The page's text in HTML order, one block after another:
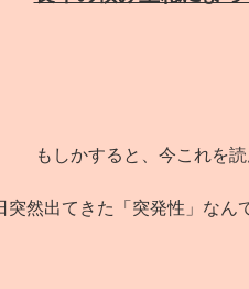
もしかすると、今これを
突然出てきた「突発性」なん